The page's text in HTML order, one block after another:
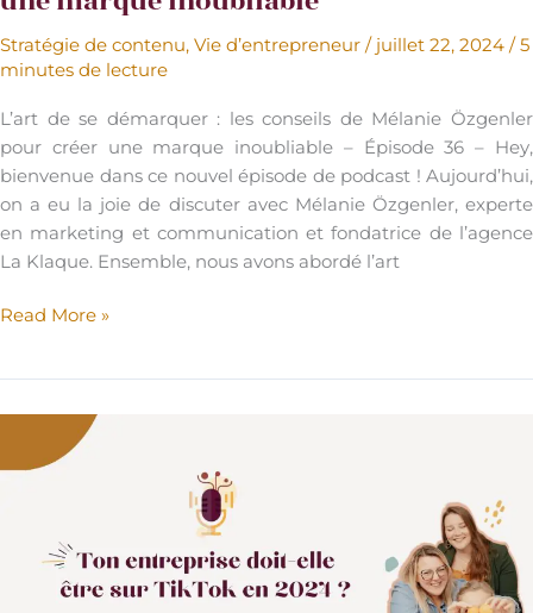
Stratégie de contenu, Vie d’entrepreneur / juillet 22, 2024 /5
minutes de lecture
L’art de se démarquer : les conseils de Mélanie Özgenler
pour créer une marque inoubliable – Épisode 36 – Hey,
bienvenue dans ce nouvel épisode de podcast ! Aujourd’hui,
on a eu la joie de discuter avec Mélanie Özgenler, experte
en marketing et communication et fondatrice de l’agence
La Klaque. Ensemble, nous avons abordé l’art
Podcast
démarquer
conseils
Mélanie
Read More »